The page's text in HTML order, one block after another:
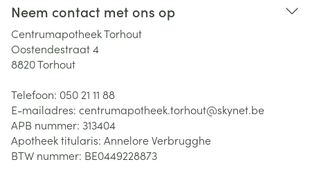
Neem contact met ons op
Centrumapotheek Torhout
Oostendestraat 4
8820Torhout
Telefoon: 050 21 11 88
E-mailadres: centrumapotheek.torhout@skynet.be
APB nummer: 313404
Apotheek titularis: Annelore Verbrugghe
BTW nummer: BE0449228873